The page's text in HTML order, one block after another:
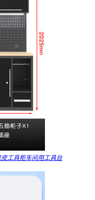
工具柜车间用工具台